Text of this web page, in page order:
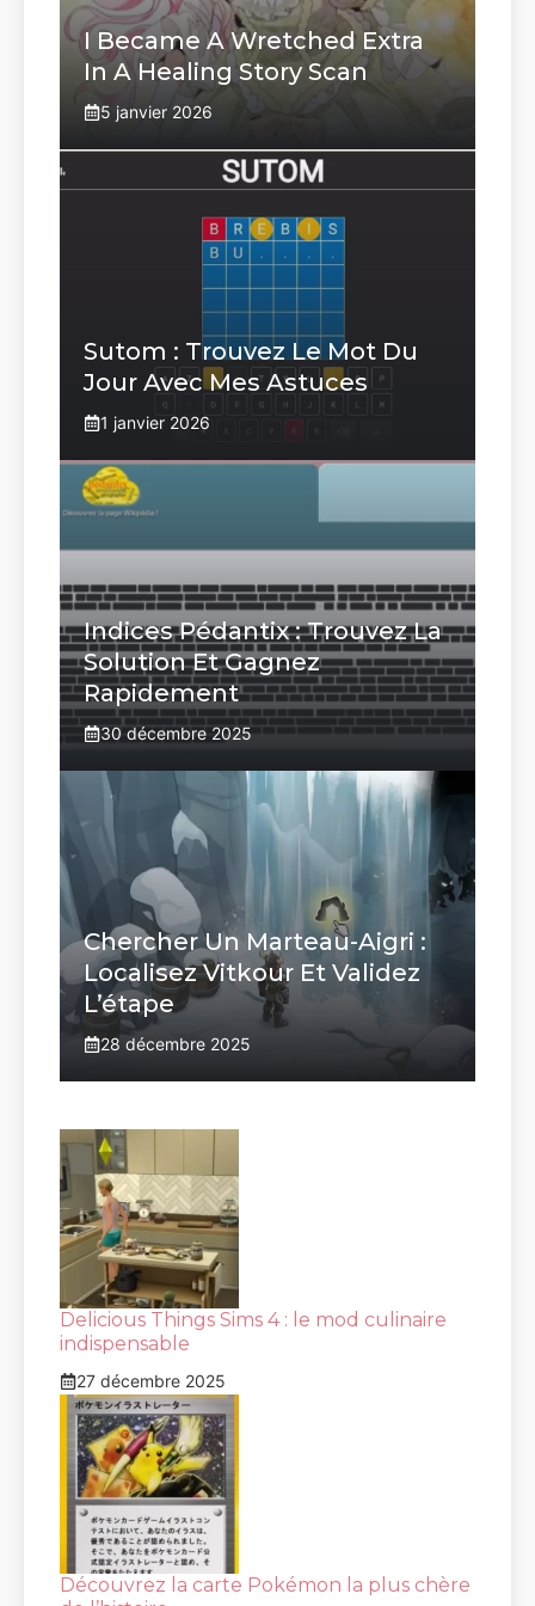
I Became A Wretched Extra
In A Healing Story Scan
5 janvier 2026
Sutom : Trouvez Le Mot Du
Jour Avec Mes Astuces
1 janvier 2026
Indices Pédantix : Trouvez La
Solution Et Gagnez
Rapidement
30 décembre 2025
Chercher Un Marteau-Aigri :
Localisez Vitkour Et Validez
L’étape
28 décembre 2025
Delicious Things Sims 4 : le mod culinaire
indispensable
27 décembre 2025
Découvrez la carte Pokémon la plus chère